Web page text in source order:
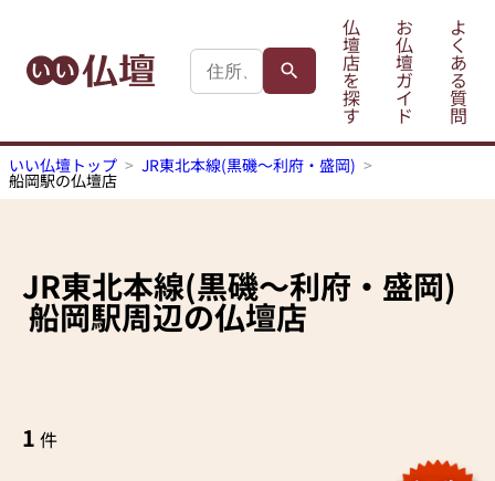
仏
壇
店
を
探
す
お
仏
壇
ガ
イ
ド
よ
く
あ
る
質
問
いい仏壇トップ JR東北本線(黒磯～利府・盛岡)
船岡駅の仏壇店
JR東北本線(黒磯～利府・盛岡)
船岡駅周辺の仏壇店
1 件